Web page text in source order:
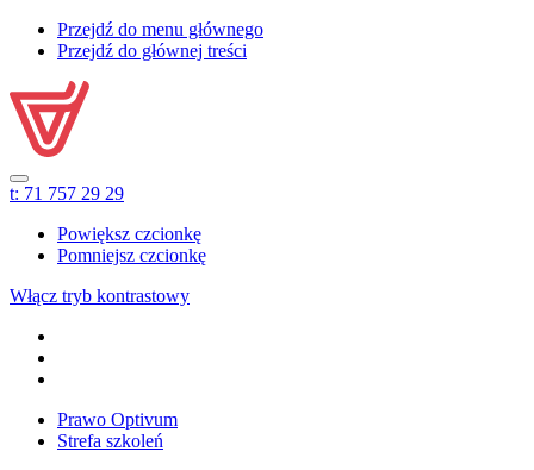
Przejdź do menu głównego
Przejdź do głównej treści
t: 71 757 29 29
Powiększ czcionkę
Pomniejsz czcionkę
Włącz tryb kontrastowy
Prawo Optivum
Strefa szkoleń